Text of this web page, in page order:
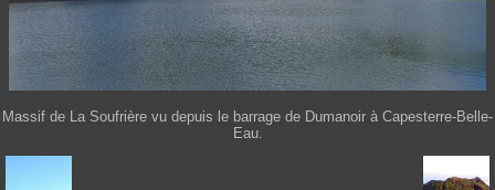
Massif de La Soufrière vu depuis le barrage de Dumanoir à Capesterre-Belle-
Eau.